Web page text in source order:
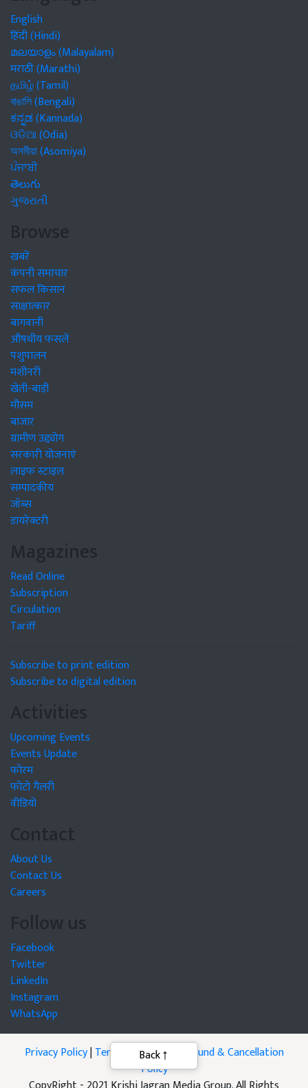
English
हिंदी (Hindi)
മലയാളം (Malayalam)
मराठी (Marathi)
தமிழ் (Tamil)
বাঙালি (Bengali)
ಕನ್ನಡ (Kannada)
ଓଡିଆ (Odia)
অসমীয়া (Asomiya)
ਪੰਜਾਬੀ
తెలుగు
ગુજરાતી
Browse
खबरें
कंपनी समाचार
सफल किसान
साक्षात्कार
बागवानी
औषधीय फसलें
पशुपालन
मशीनरी
खेती-बाड़ी
मौसम
बाजार
ग्रामीण उद्द्योग
सरकारी योजनाएं
लाइफ स्टाइल
सम्पादकीय
जॉब्स
डायरेक्टरी
Magazines
Read Online
Subscription
Circulation
Tariff
Subscribe to print edition
Subscribe to digital edition
Activities
Upcoming Events
Events Update
फोरम
फोटो गैलरी
वीडियो
Contact
About Us
Contact Us
Careers
Follow us
Facebook
Twitter
LinkedIn
Instagram
WhatsApp
Privacy Policy|Terms of Service
Refund & Cancellation
Policy